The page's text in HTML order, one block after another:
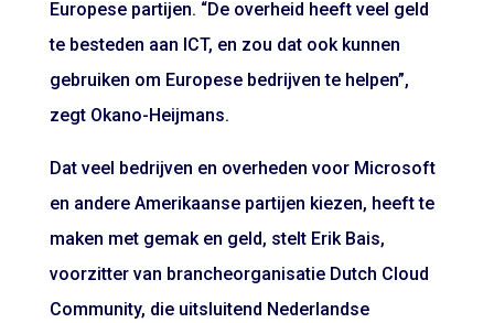
Europese partijen. “De overheid heeft veel geld
te besteden aan ICT, en zou dat ook kunnen
gebruiken om Europese bedrijven te helpen”,
zegt Okano-Heijmans.
Dat veel bedrijven en overheden voor Microsoft
en andere Amerikaanse partijen kiezen, heeft te
maken met gemak en geld, stelt Erik Bais,
voorzitter van brancheorganisatie Dutch Cloud
Community, die uitsluitend Nederlandse